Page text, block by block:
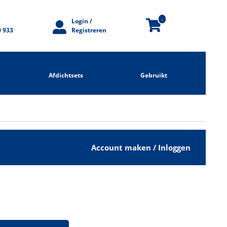
933
Login /
Registreren
-
Afdichtsets Gebruikt
Account maken / Inloggen